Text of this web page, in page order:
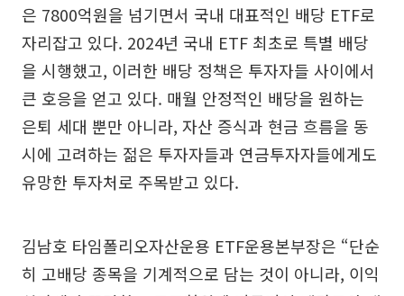
은 7800억원을 넘기면서 국내 대표적인 배당 ETF로
자리잡고 있다. 2024년 국내 ETF 최초로 특별 배당
을 시행했고, 이러한 배당 정책은 투자자들 사이에서
큰 호응을 얻고 있다. 매월 안정적인 배당을 원하는
은퇴 세대 뿐만 아니라, 자산 증식과 현금 흐름을 동
시에 고려하는 젊은 투자자들과 연금투자자들에게도
유망한 투자처로 주목받고 있다.
김남호 타임폴리오자산운용 ETF운용본부장은 “단순
히 고배당 종목을 기계적으로 담는 것이 아니라, 이익